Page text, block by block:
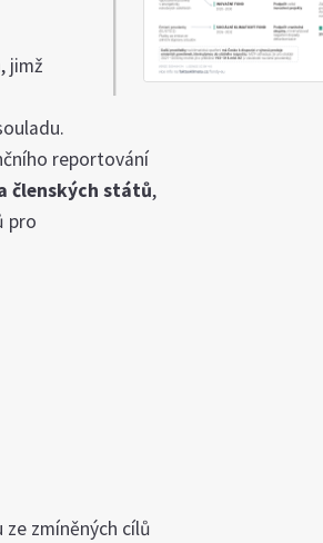
, jimž
reportování
členských států,
pro
zmíněných cílů